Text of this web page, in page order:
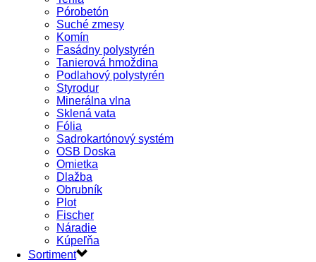
Pórobetón
Suché zmesy
Komín
Fasádny polystyrén
Tanierová hmoždina
Podlahový polystyrén
Styrodur
Minerálna vlna
Sklená vata
Fólia
Sadrokartónový systém
OSB Doska
Omietka
Dlažba
Obrubník
Plot
Fischer
Náradie
Kúpeľňa
Sortiment